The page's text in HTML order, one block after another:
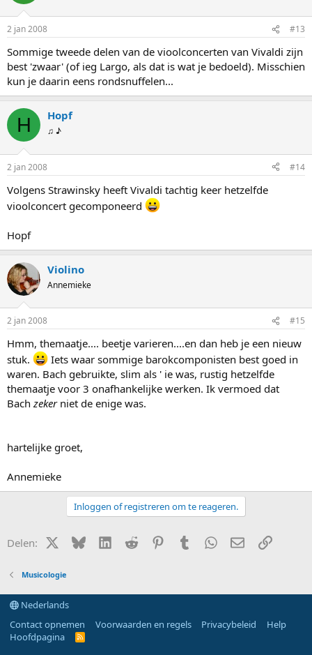
2 jan 2008 #13
Sommige tweede delen van de vioolconcerten van Vivaldi zijn
best 'zwaar' (of ieg Largo, als dat is wat je bedoeld). Misschien
kun je daarin eens rondsnuffelen...
H Hopf
♫ ♪
2 jan 2008 #14
Volgens Strawinsky heeft Vivaldi tachtig keer hetzelfde
vioolconcert gecomponeerd
Hopf
Violino
Annemieke
2 jan 2008 #15
Hmm, themaatje.... beetje varieren....en dan heb je een nieuw
stuk.
Iets waar sommige barokcomponisten best goed in
waren. Bach gebruikte, slim als ' ie was, rustig hetzelfde
themaatje voor 3 onafhankelijke werken. Ik vermoed dat
Bachzekerniet de enige was.
hartelijke groet,
Annemieke
Inloggen of registreren om te reageren.
Delen: X (Twitter)
BlueskyLinkedIn
Reddit PinterestTumblr WhatsApp
E-mailLink
Musicologie
Nederlands
Contact opnemen
Voorwaarden en regels Privacybeleid
Help
Hoofdpagina
R